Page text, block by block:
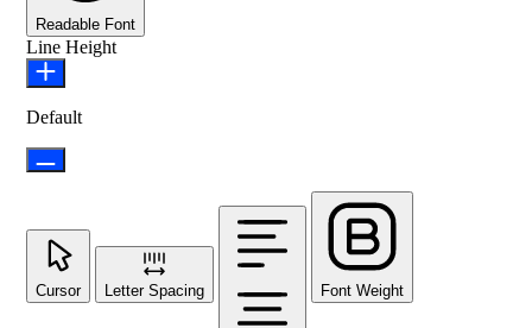
Readable Font
Line Height
Default
Cursor Letter Spacing Font Weight